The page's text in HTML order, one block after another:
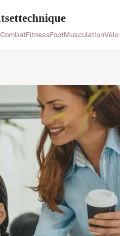
CombatFitnessFootMusculationVélo